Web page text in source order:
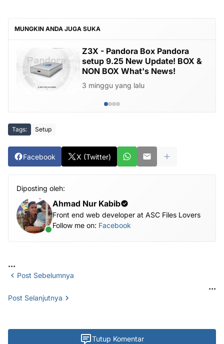
MUNGKIN ANDA JUGA SUKA
Z3X - Pandora Box Pandora
setup 9.25 New Update! BOX &
NON BOX What's News!
3 minggu yang lalu
Tags: Setup
Facebook X (Twitter)
Diposting oleh:
Ahmad Nur Kabib
Front end web developer at ASC Files Lovers
Follow me on: Facebook
...
Post Sebelumnya
...
Post Selanjutnya
Tutup Komentar